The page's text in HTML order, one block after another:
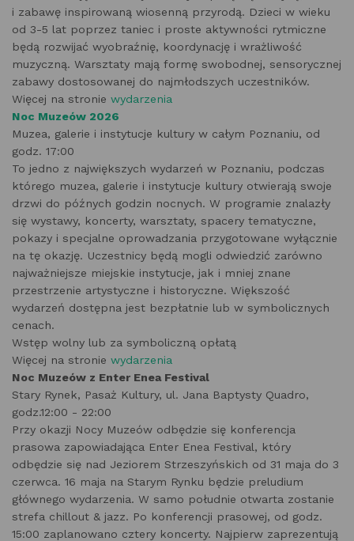
i zabawę inspirowaną wiosenną przyrodą. Dzieci w wieku
od 3-5 lat poprzez taniec i proste aktywności rytmiczne
będą rozwijać wyobraźnię, koordynację i wrażliwość
muzyczną. Warsztaty mają formę swobodnej, sensorycznej
zabawy dostosowanej do najmłodszych uczestników.
Więcej na stronie wydarzenia
Noc Muzeów 2026
Muzea, galerie i instytucje kultury w całym Poznaniu, od
godz. 17:00
To jedno z największych wydarzeń w Poznaniu, podczas
którego muzea, galerie i instytucje kultury otwierają swoje
drzwi do późnych godzin nocnych. W programie znalazły
się wystawy, koncerty, warsztaty, spacery tematyczne,
pokazy i specjalne oprowadzania przygotowane wyłącznie
na tę okazję. Uczestnicy będą mogli odwiedzić zarówno
najważniejsze miejskie instytucje, jak i mniej znane
przestrzenie artystyczne i historyczne. Większość
wydarzeń dostępna jest bezpłatnie lub w symbolicznych
cenach.
Wstęp wolny lub za symboliczną opłatą
Więcej na stronie wydarzenia
Noc Muzeów z Enter Enea Festival
Stary Rynek, Pasaż Kultury, ul. Jana Baptysty Quadro,
godz.12:00 - 22:00
Przy okazji Nocy Muzeów odbędzie się konferencja
prasowa zapowiadająca Enter Enea Festival, który
odbędzie się nad Jeziorem Strzeszyńskich od 31 maja do 3
czerwca. 16 maja na Starym Rynku będzie preludium
głównego wydarzenia. W samo południe otwarta zostanie
strefa chillout & jazz. Po konferencji prasowej, od godz.
15:00 zaplanowano cztery koncerty. Najpierw zaprezentują